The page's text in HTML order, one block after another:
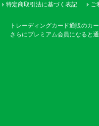
特定商取引法に基づく表記
ご
トレーディングカード通販のカ
さらにプレミアム会員になると